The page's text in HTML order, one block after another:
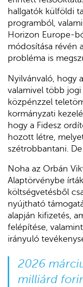
hallgatók külföldi
programból,
Horizon Europe-
módosítása révén
probléma is
Nyilvánvaló, hogy
valamivel több jogi
közpénzzel
kormányzati
hogy a Fidesz
hozott létre,
szétrobbantani.
Noha az Orbán
Alaptörvénybe
költségvetésből
nyújtható
alapján kifizetés,
felépítése,
irányuló
2026
milliárd